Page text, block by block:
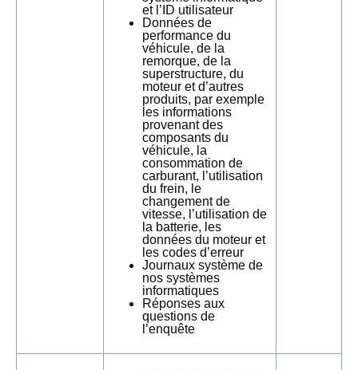
et l’ID utilisateur
Données de
performance du
véhicule, de la
remorque, de la
superstructure, du
moteur et d’autres
produits, par exemple
les informations
provenant des
composants du
véhicule, la
consommation de
carburant, l’utilisation
du frein, le
changement de
vitesse, l’utilisation de
la batterie, les
données du moteur et
les codes d’erreur
Journaux système de
nos systèmes
informatiques
Réponses aux
questions de
l’enquête